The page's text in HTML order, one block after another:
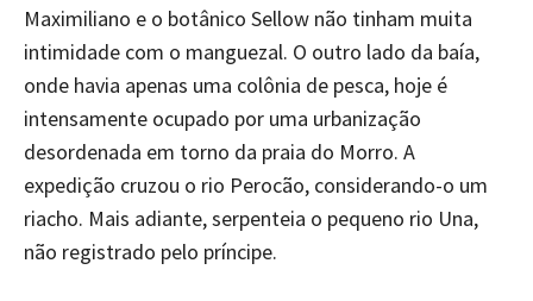
Maximiliano e o botânico Sellow não tinham muita
intimidade com o manguezal. O outro lado da baía,
onde havia apenas uma colônia de pesca, hoje é
intensamente ocupado por uma urbanização
desordenada em torno da praia do Morro. A
expedição cruzou o rio Perocão, considerando-o um
riacho. Mais adiante, serpenteia o pequeno rio Una,
não registrado pelo príncipe.